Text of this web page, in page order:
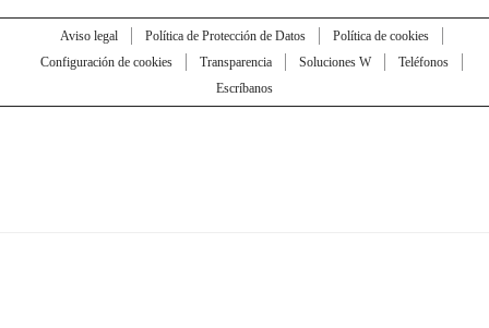
Aviso legal Política de Protección de Datos
Política de cookies
Configuración de cookies
Transparencia Soluciones W
Teléfonos
Escríbanos